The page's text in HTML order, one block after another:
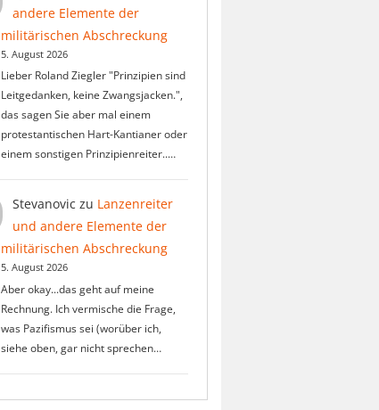
andere Elemente der
militärischen Abschreckung
5. August 2026
Lieber Roland Ziegler "Prinzipien sind
Leitgedanken, keine Zwangsjacken.",
das sagen Sie aber mal einem
protestantischen Hart-Kantianer oder
einem sonstigen Prinzipienreiter..…
Stevanovic zu Lanzenreiter
und andere Elemente der
militärischen Abschreckung
5. August 2026
Aber okay...das geht auf meine
Rechnung. Ich vermische die Frage,
was Pazifismus sei (worüber ich,
siehe oben, gar nicht sprechen…